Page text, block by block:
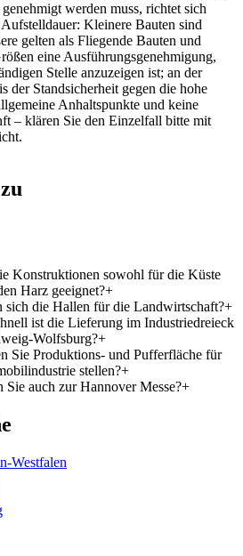
werden muss, richtet sich
Kleinere Bauten sind
gelten als Fliegende Bauten und
eine Ausführungsgenehmigung,
Stelle anzuzeigen ist; an der
der Standsicherheit gegen die hohe
Anhaltspunkte und keine
– klären Sie den Einzelfall bitte mit
Konstruktionen sowohl für die Küste
Harz geeignet?+
sich die Hallen für die Landwirtschaft?+
ist die Lieferung im Industriedreieck
Wolfsburg?+
Sie Produktions- und Pufferfläche für
stellen?+
Sie auch zur Hannover Messe?+
Westfalen